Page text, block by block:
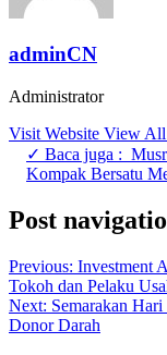
adminCN
Administrator
Visit Website View All
✓ Baca juga :
Kompak Bersatu
Post
Previous: Investment
Tokoh dan Pelaku
Next: Semarakan
Donor Darah